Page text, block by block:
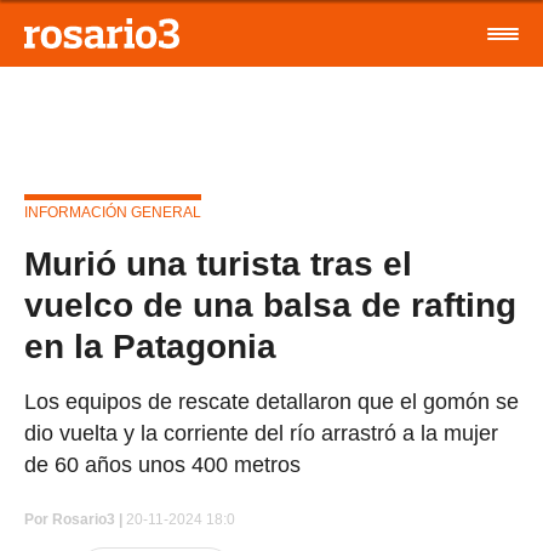
INFORMACIÓN GENERAL
Murió una turista tras el
vuelco de una balsa de rafting
en la Patagonia
Los equipos de rescate detallaron que el gomón se
dio vuelta y la corriente del río arrastró a la mujer
de 60 años unos 400 metros
Por Rosario3 | 20-11-2024 18:0